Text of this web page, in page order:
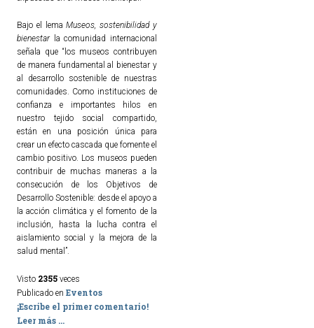
Bajo el lemaMuseos, sostenibilidad y
bienestar la comunidad internacional
señala que “los museos contribuyen
de manera fundamental al bienestar y
al desarrollo sostenible de nuestras
comunidades. Como instituciones de
confianza e importantes hilos en
nuestro tejido social compartido,
están en una posición única para
crear un efecto cascada que fomente el
cambio positivo. Los museos pueden
contribuir de muchas maneras a la
consecución de los Objetivos de
Desarrollo Sostenible: desde el apoyo a
la acción climática y el fomento de la
inclusión, hasta la lucha contra el
aislamiento social y la mejora de la
salud mental”.
Visto 2355 veces
Publicado en Eventos
¡Escribe el primer comentario!
Leer más ...